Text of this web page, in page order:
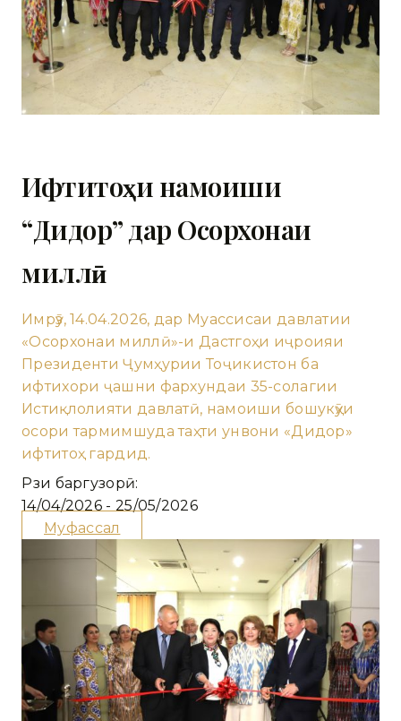
Ифтитоҳи намоиши
“Дидор” дар Осорхонаи
миллӣ
Имрӯз, 14.04.2026, дар Муассисаи давлатии
«Осорхонаи миллӣ»-и Дастгоҳи иҷроияи
Президенти Ҷумҳурии Тоҷикистон ба
ифтихори ҷашни фархундаи 35-солагии
Истиқлолияти давлатӣ, намоиши бошукӯҳи
осори тармимшуда таҳти унвони «Дидор»
ифтитоҳ гардид.
Рӯзи баргузорӣ:
14/04/2026 - 25/05/2026
Муфассал